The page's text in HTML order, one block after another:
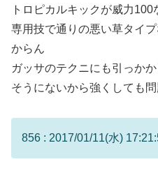
トロピカルキックが威力
専用技で通りの悪い草タイ
からん
ガッサのテクニにも引っか
そうにないから強くしても
856 : 2017/01/11(水)